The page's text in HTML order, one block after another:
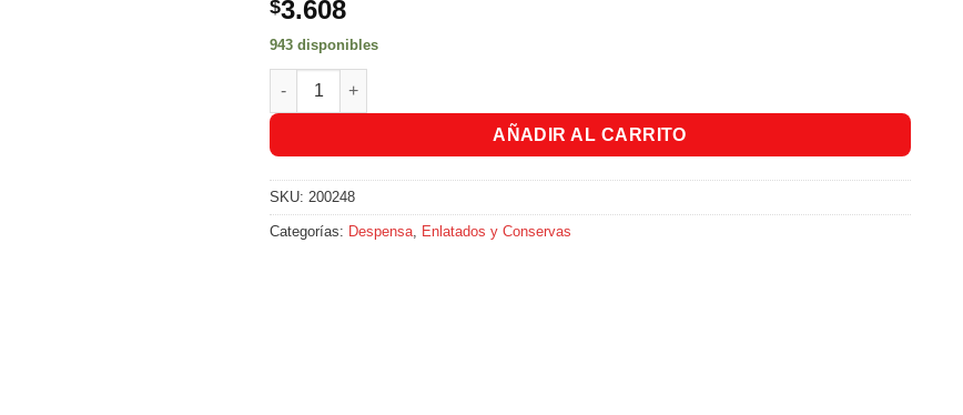
$3.608
943 disponibles
Arveja Con Zanahoria Respin X300Gr. cantidad
AÑADIR AL CARRITO
SKU: 200248
Categorías: Despensa Enlatados y Conservas